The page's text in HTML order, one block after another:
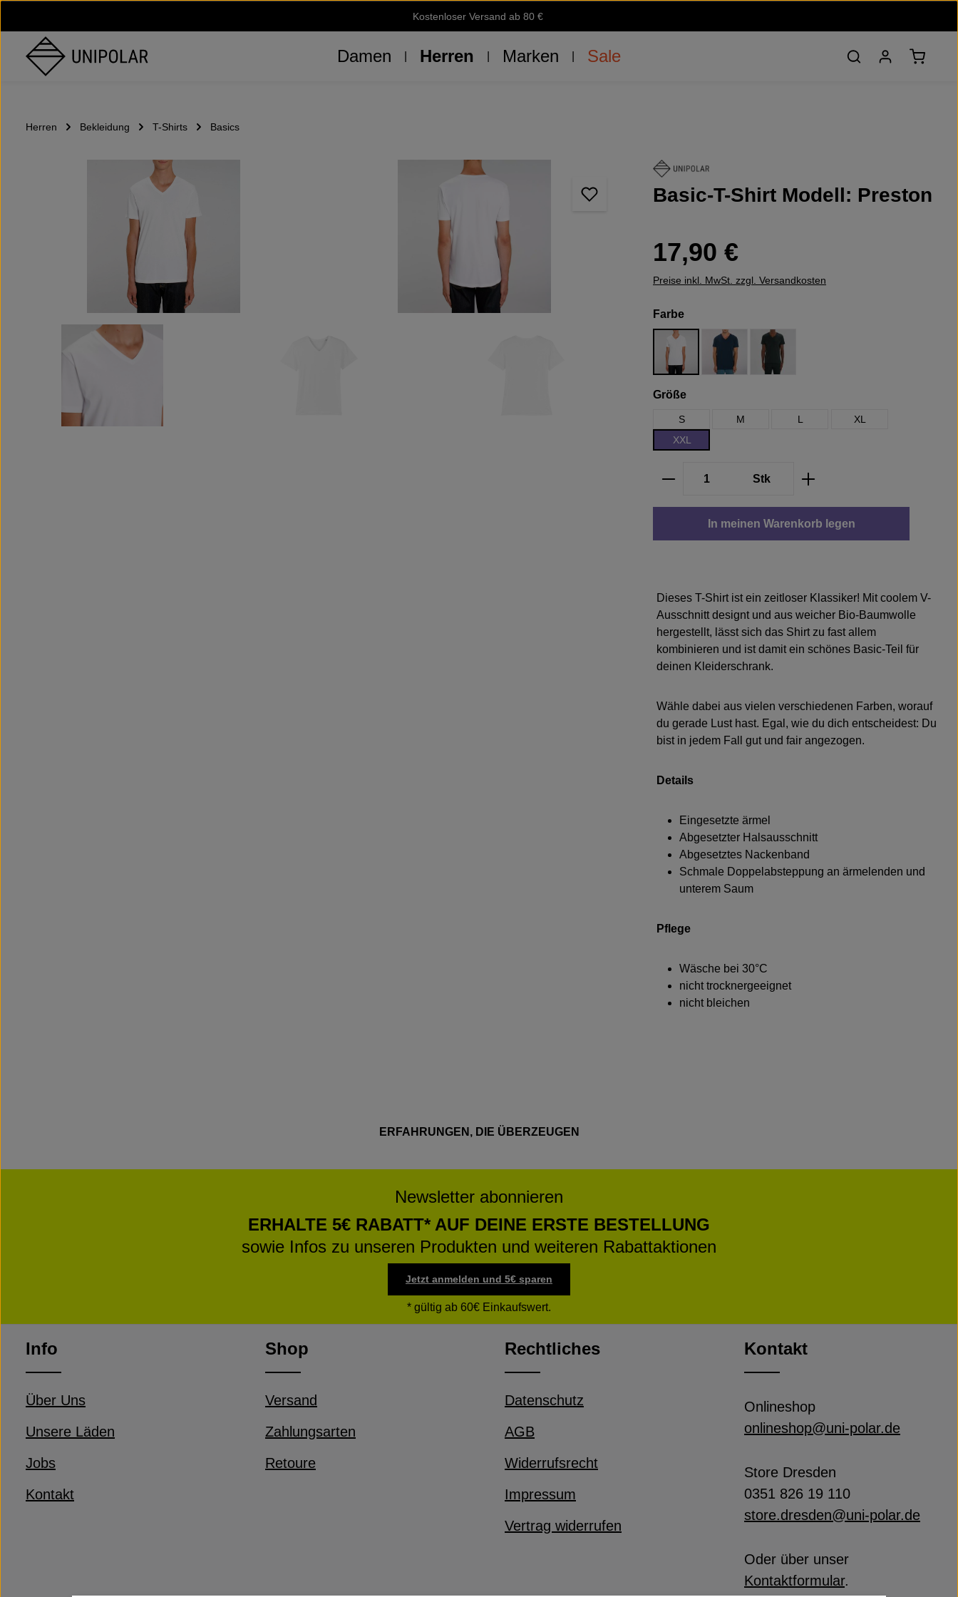
Kostenloser Versand ab 80 €
Damen Herren Marken Sale
Herren Bekleidung T-Shirts Basics
Basic-T-Shirt Modell: Preston
Regulärer Preis:
17,90 €
Preise inkl. MwSt. zzgl. Versandkosten
Farbeauswählen
White French NavyBlack
Größeauswählen
S M L
XL
XXL
Produkt Anzahl: Gib den gewünschten
Stk
In meinen Warenkorb legen
Dieses T-Shirt ist ein zeitloser Klassiker! Mit coolem V-
Ausschnitt designt und aus weicher Bio-Baumwolle
hergestellt, lässt sich das Shirt zu fast allem
kombinieren und ist damit ein schönes Basic-Teil für
deinen Kleiderschrank.
Wähle dabei aus vielen verschiedenen Farben, worauf
du gerade Lust hast. Egal, wie du dich entscheidest: Du
bist in jedem Fall gut und fair angezogen.
Details
Eingesetzte ärmel
Abgesetzter Halsausschnitt
Abgesetztes Nackenband
Schmale Doppelabsteppung an ärmelenden und
unterem Saum
Pflege
Wäsche bei 30°C
nicht trocknergeeignet
nicht bleichen
ERFAHRUNGEN, DIE ÜBERZEUGEN
Newsletter abonnieren
ERHALTE 5€ RABATT* AUF DEINE ERSTE BESTELLUNG
sowie Infos zu unseren Produkten und weiteren Rabattaktionen
Jetzt anmelden und 5€ sparen
* gültig ab 60€ Einkaufswert.
Info
Über Uns
Unsere Läden
Jobs
Kontakt
Shop
Versand
Zahlungsarten
Retoure
Rechtliches
Datenschutz
AGB
Widerrufsrecht
Impressum
Vertrag widerrufen
Kontakt
Onlineshop
onlineshop@uni-polar.de
Store Dresden
0351 826 19 110
store.dresden@uni-polar.de
Oder über unser
Kontaktformular.